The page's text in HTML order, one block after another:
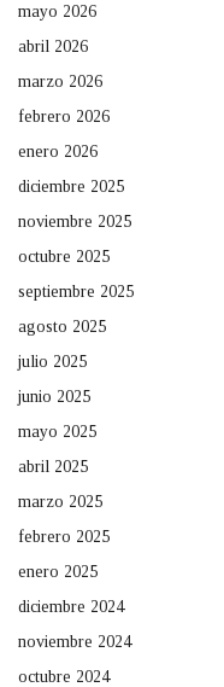
mayo 2026
abril 2026
marzo 2026
febrero 2026
enero 2026
diciembre 2025
noviembre 2025
octubre 2025
septiembre 2025
agosto 2025
julio 2025
junio 2025
mayo 2025
abril 2025
marzo 2025
febrero 2025
enero 2025
diciembre 2024
noviembre 2024
octubre 2024